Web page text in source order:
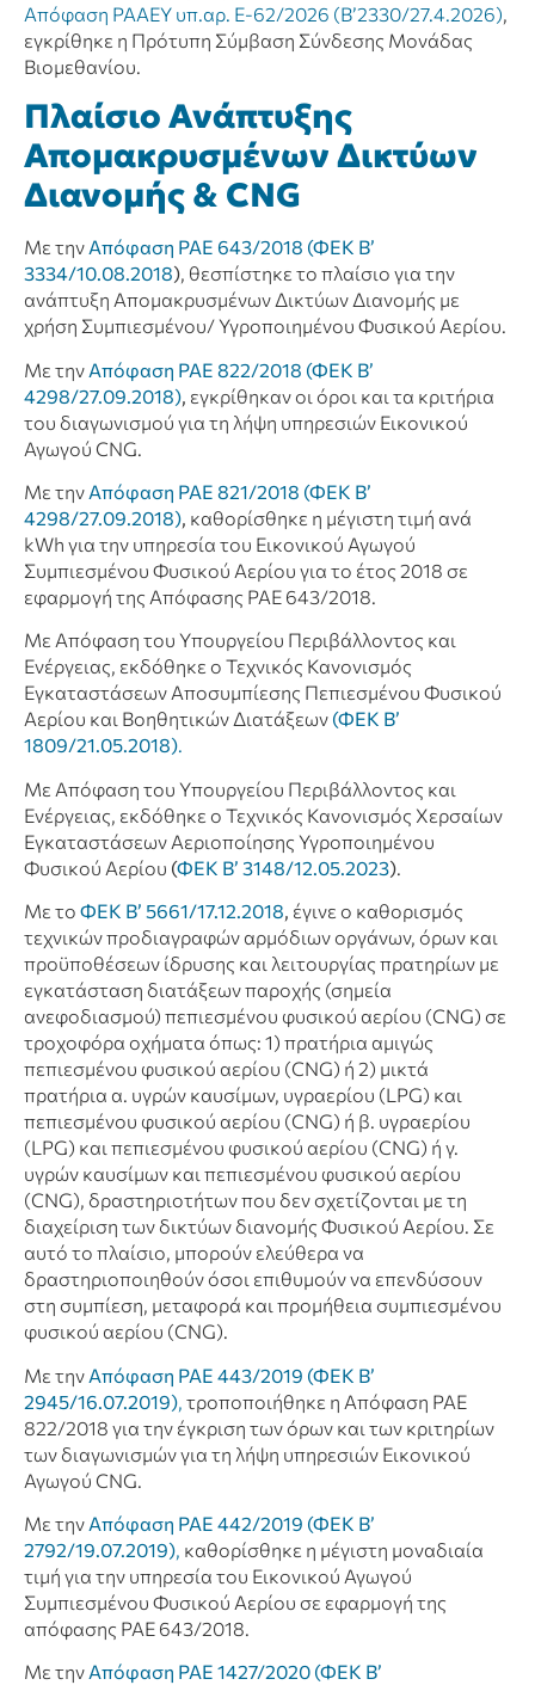
Απόφαση ΡΑΑΕΥ υπ.αρ. Ε-62/2026 (Β’2330/27.4.2026)
εγκρίθηκε η Πρότυπη Σύμβαση Σύνδεσης Μονάδας
Βιομεθανίου.
Πλαίσιο Ανάπτυξης
Απομακρυσμένων Δικτύων
Διανομής & CNG
Με την Απόφαση ΡΑΕ 643/2018 (ΦΕΚ Β’
3334/10.08.2018), θεσπίστηκε το πλαίσιο για την
ανάπτυξη Απομακρυσμένων Δικτύων Διανομής με
χρήση Συμπιεσμένου/ Υγροποιημένου Φυσικού Αερίου.
Με την Απόφαση ΡΑΕ 822/2018 (ΦΕΚ Β’
4298/27.09.2018) εγκρίθηκαν οι όροι και τα κριτήρια
του διαγωνισμού για τη λήψη υπηρεσιών Εικονικού
Αγωγού CNG.
Με την Απόφαση ΡΑΕ 821/2018 (ΦΕΚ Β’
4298/27.09.2018), καθορίσθηκε η μέγιστη τιμή ανά
kWh για την υπηρεσία του Εικονικού Αγωγού
Συμπιεσμένου Φυσικού Αερίου για το έτος 2018 σε
εφαρμογή της Απόφασης ΡΑΕ 643/2018.
Με Απόφαση του Υπουργείου Περιβάλλοντος και
Ενέργειας, εκδόθηκε ο Τεχνικός Κανονισμός
Εγκαταστάσεων Αποσυμπίεσης Πεπιεσμένου Φυσικού
Αερίου και Βοηθητικών Διατάξεων (ΦΕΚ Β’
1809/21.05.2018).
Με Απόφαση του Υπουργείου Περιβάλλοντος και
Ενέργειας, εκδόθηκε ο Τεχνικός Κανονισμός Χερσαίων
Εγκαταστάσεων Αεριοποίησης Υγροποιημένου
Φυσικού Αερίου (ΦΕΚ Β’ 3148/12.05.2023)
Με το ΦΕΚ Β’ 5661/17.12.2018, έγινε ο καθορισμός
τεχνικών προδιαγραφών αρμόδιων οργάνων, όρων και
προϋποθέσεων ίδρυσης και λειτουργίας πρατηρίων με
εγκατάσταση διατάξεων παροχής (σημεία
ανεφοδιασμού) πεπιεσμένου φυσικού αερίου (CNG) σε
τροχοφόρα οχήματα όπως: 1) πρατήρια αμιγώς
πεπιεσμένου φυσικού αερίου (CNG) ή 2) μικτά
πρατήρια α. υγρών καυσίμων, υγραερίου (LPG) και
πεπιεσμένου φυσικού αερίου (CNG) ή β. υγραερίου
(LPG) και πεπιεσμένου φυσικού αερίου (CNG) ή γ.
υγρών καυσίμων και πεπιεσμένου φυσικού αερίου
(CNG), δραστηριοτήτων που δεν σχετίζονται με τη
διαχείριση των δικτύων διανομής Φυσικού Αερίου. Σε
αυτό το πλαίσιο, μπορούν ελεύθερα να
δραστηριοποιηθούν όσοι επιθυμούν να επενδύσουν
στη συμπίεση, μεταφορά και προμήθεια συμπιεσμένου
φυσικού αερίου (CNG).
Με την Απόφαση ΡΑΕ 443/2019 (ΦΕΚ Β’
2945/16.07.2019) τροποποιήθηκε η Απόφαση ΡΑΕ
822/2018 για την έγκριση των όρων και των κριτηρίων
των διαγωνισμών για τη λήψη υπηρεσιών Εικονικού
Αγωγού CNG.
Με την Απόφαση ΡΑΕ 442/2019 (ΦΕΚ Β’
2792/19.07.2019), καθορίσθηκε η μέγιστη μοναδιαία
τιμή για την υπηρεσία του Εικονικού Αγωγού
Συμπιεσμένου Φυσικού Αερίου σε εφαρμογή της
απόφασης ΡΑΕ 643/2018.
Με την Απόφαση ΡΑΕ 1427/2020 (ΦΕΚ Β’